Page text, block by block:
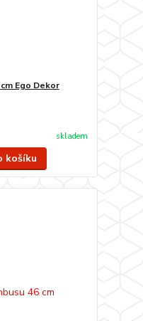
Ego Dekor
skladem
košíku